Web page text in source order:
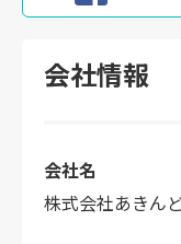
会社情報
会社名
株式会社あきん